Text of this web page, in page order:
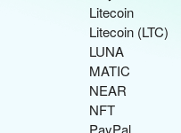
Litecoin
Litecoin (LTC)
LUNA
MATIC
NEAR
NFT
PayPal